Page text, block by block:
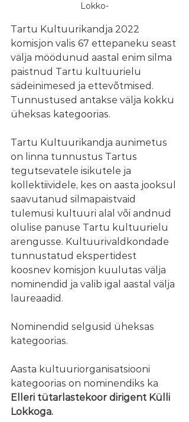
Lokko-
Tartu Kultuurikandja 2022
komisjon valis 67 ettepaneku seast
välja möödunud aastal enim silma
paistnud Tartu kultuurielu
sädeinimesed ja ettevõtmised.
Tunnustused antakse välja kokku
üheksas kategoorias.
Tartu Kultuurikandja aunimetus
on linna tunnustus Tartus
tegutsevatele isikutele ja
kollektiividele, kes on aasta jooksul
saavutanud silmapaistvaid
tulemusi kultuuri alal või andnud
olulise panuse Tartu kultuurielu
arengusse. Kultuurivaldkondade
tunnustatud ekspertidest
koosnev komisjon kuulutas välja
nominendid ja valib igal aastal välja
laureaadid.
Nominendid selgusid üheksas
kategoorias.
Aasta kultuuriorganisatsiooni
kategoorias on nominendiks ka
Elleri tütarlastekoor dirigent Külli
Lokkoga.